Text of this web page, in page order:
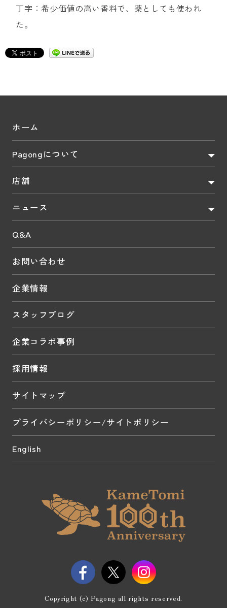
丁字：希少価値の高い香料で、薬としても使われ
た。
ホーム
Pagongについて
店舗
ニュース
Q&A
お問い合わせ
企業情報
スタッフブログ
企業コラボ事例
採用情報
サイトマップ
プライバシーポリシー/サイトポリシー
English
Copyright (c) Pagong all rights reserved.